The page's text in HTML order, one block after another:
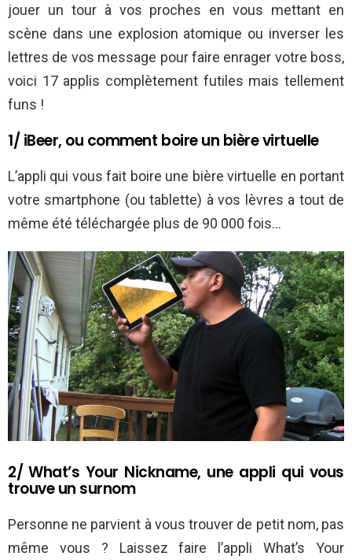
jouer un tour à vos proches en vous mettant en
scène dans une explosion atomique ou inverser les
lettres de vos message pour faire enrager votre boss,
voici 17 applis complètement futiles mais tellement
funs !
1/ iBeer, ou comment boire un bière virtuelle
L’appli qui vous fait boire une bière virtuelle en portant
votre smartphone (ou tablette) à vos lèvres a tout de
même été téléchargée plus de 90 000 fois…
2/ What’s Your Nickname, une appli qui vous
trouve un surnom
Personne ne parvient à vous trouver de petit nom, pas
même vous ? Laissez faire l’appli What’s Your